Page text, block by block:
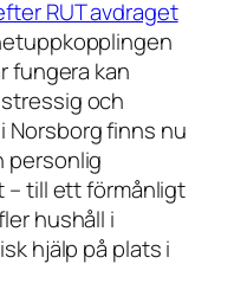
RUT avdraget
fungera kan
och
Norsborg finns nu
personlig
– till ett förmånligt
hushåll i
hjälp på plats i